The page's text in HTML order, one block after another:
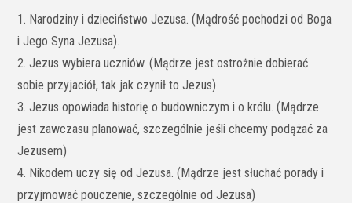
1. Narodziny i dzieciństwo Jezusa. (Mądrość pochodzi od Boga
i Jego Syna Jezusa).
2. Jezus wybiera uczniów. (Mądrze jest ostrożnie dobierać
sobie przyjaciół, tak jak czynił to Jezus)
3. Jezus opowiada historię o budowniczym i o królu. (Mądrze
jest zawczasu planować, szczególnie jeśli chcemy podążać za
Jezusem)
4. Nikodem uczy się od Jezusa. (Mądrze jest słuchać porady i
przyjmować pouczenie, szczególnie od Jezusa)